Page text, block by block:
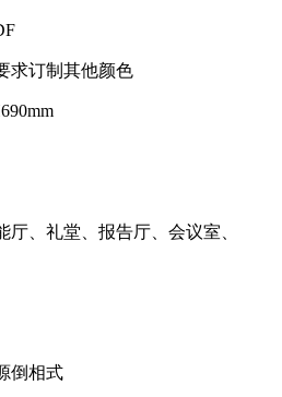
求订制其他颜色
、礼堂、报告厅、会议室、
倒相式